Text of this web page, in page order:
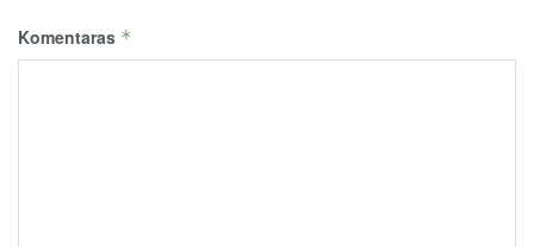
Komentaras *